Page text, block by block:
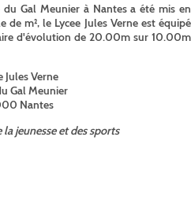
du Gal Meunier à Nantes a été mis en
m², le Lycee Jules Verne est équipé
d'évolution de 20.00m sur 10.00m
Jules Verne
Gal Meunier
Nantes
jeunesse et des sports